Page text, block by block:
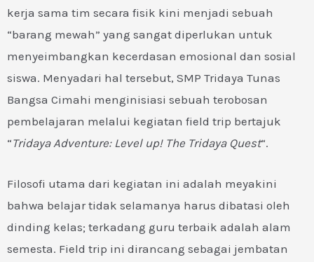
kerja sama tim secara fisik kini menjadi sebuah
“barang mewah” yang sangat diperlukan untuk
menyeimbangkan kecerdasan emosional dan sosial
siswa. Menyadari hal tersebut, SMP Tridaya Tunas
Bangsa Cimahi menginisiasi sebuah terobosan
pembelajaran melalui kegiatan field trip bertajuk
“Tridaya Adventure: Level up! The Tridaya Quest“.
Filosofi utama dari kegiatan ini adalah meyakini
bahwa belajar tidak selamanya harus dibatasi oleh
dinding kelas; terkadang guru terbaik adalah alam
semesta. Field trip ini dirancang sebagai jembatan